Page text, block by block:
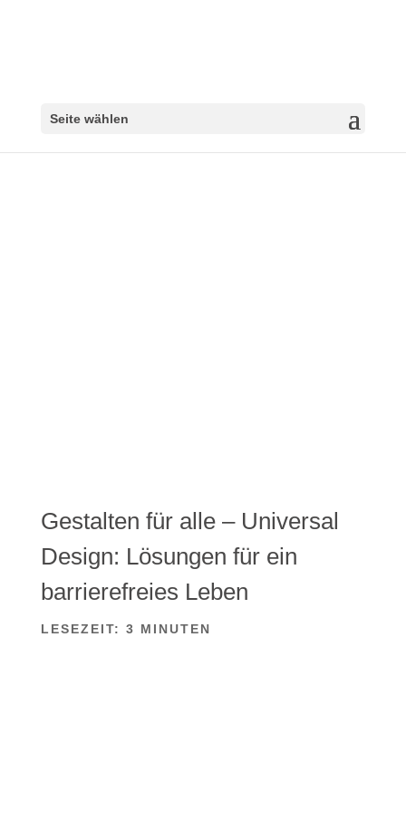
Seite wählen
Gestalten für alle – Universal
Design: Lösungen für ein
barrierefreies Leben
LESEZEIT: 3 MINUTEN